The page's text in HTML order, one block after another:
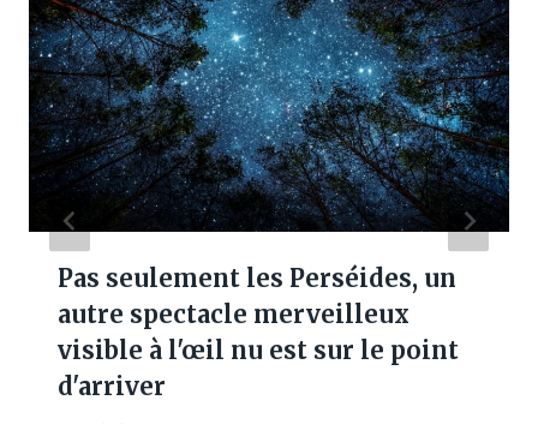
Pas seulement les Perséides, un
autre spectacle merveilleux
visible à l'œil nu est sur le point
d'arriver